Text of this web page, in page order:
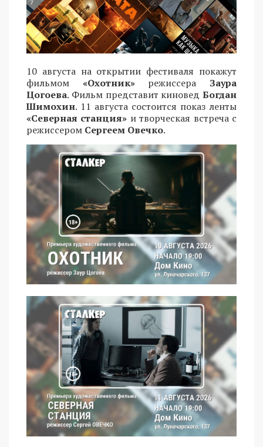
10 августа на открытии фестиваля покажут
фильмом «Охотник»режиссера Заура
Цогоева. Фильм представит киновед Богдан
Шимохин. 11 августа состоится показ ленты
«Северная станция» и творческая встреча с
режиссером Сергеем Овечко.